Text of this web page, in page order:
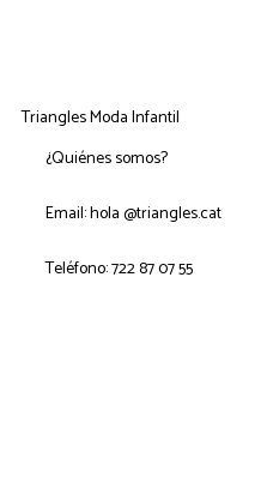
Triangles Moda Infantil
¿Quiénes somos?
Email: hola @triangles.cat
Teléfono: 722 87 07 55